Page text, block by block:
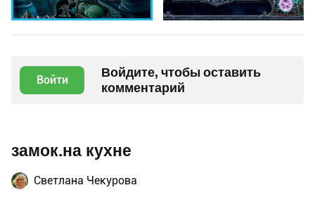
Войти
Войдите, чтобы оставить
комментарий
замок.на кухне
Светлана Чекурова